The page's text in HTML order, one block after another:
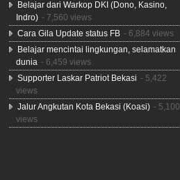
Belajar dari Warkop DKI (Dono, Kasino,
Indro) - 7,560 views
Cara Gila Update status FB - 6,884 views
Belajar mencintai lingkungan, selamatkan
dunia - 6,459 views
Supporter Laskar Patriot Bekasi - 5,422
views
Jalur Angkutan Kota Bekasi (Koasi) - 5,100
views